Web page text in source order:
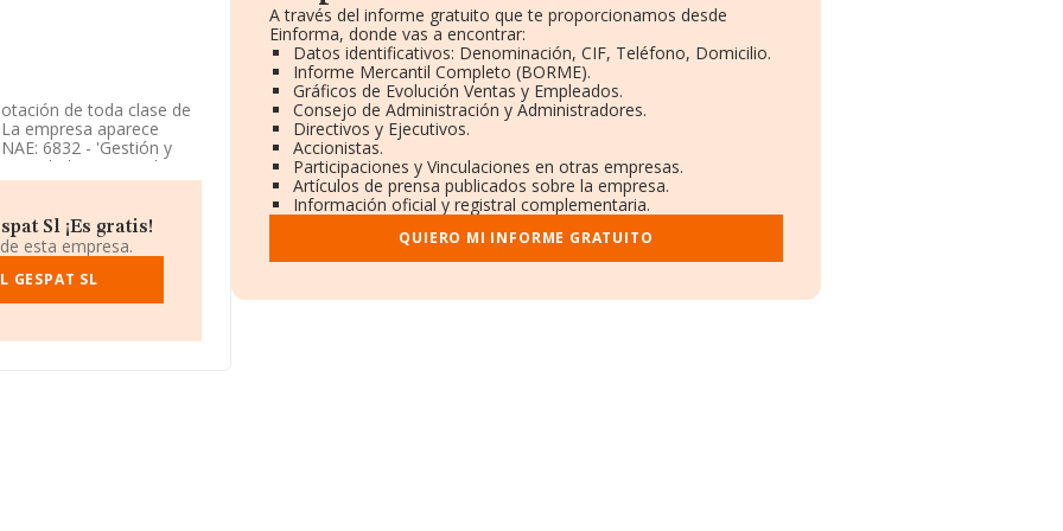
de toda clase de
empresa aparece
6832 - 'Gestión y
en mercados
los datos disponibles
debajo de la media
en los distintos
a la 3.862 del año
Sl ¡Es gratis!
esta empresa.
GESPAT SL
A través del informe gratuito que te proporcionamos desde
Einforma, donde vas a encontrar:
Datos identificativos: Denominación, CIF, Teléfono, Domicilio.
Informe Mercantil Completo (BORME).
Gráficos de Evolución Ventas y Empleados.
Consejo de Administración y Administradores.
Directivos y Ejecutivos.
Accionistas.
Participaciones y Vinculaciones en otras empresas.
Artículos de prensa publicados sobre la empresa.
Información oficial y registral complementaria.
QUIERO MI INFORME GRATUITO